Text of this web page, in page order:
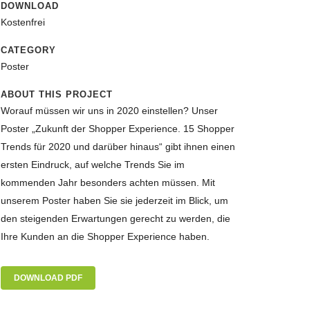
DOWNLOAD
Kostenfrei
CATEGORY
Poster
ABOUT THIS PROJECT
Worauf müssen wir uns in 2020 einstellen? Unser
Poster „Zukunft der Shopper Experience. 15 Shopper
Trends für 2020 und darüber hinaus“ gibt ihnen einen
ersten Eindruck, auf welche Trends Sie im
kommenden Jahr besonders achten müssen. Mit
unserem Poster haben Sie sie jederzeit im Blick, um
den steigenden Erwartungen gerecht zu werden, die
Ihre Kunden an die Shopper Experience haben.
DOWNLOAD PDF